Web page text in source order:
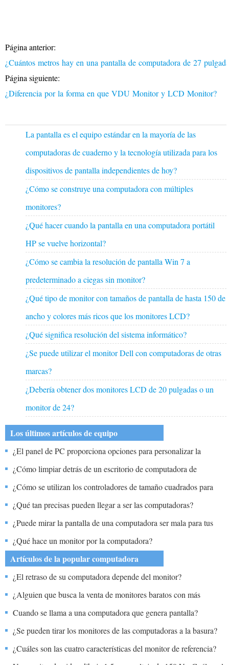
Página anterior:
¿Cuántos metros hay en una pantalla de computadora de 27
Página siguiente:
¿Diferencia por la forma en que VDU Monitor y LCD Monitor?
La pantalla es el equipo estándar en la mayoría de las
computadoras de cuaderno y la tecnología utilizada para los
dispositivos de pantalla independientes de hoy?
¿Cómo se construye una computadora con múltiples
monitores?
¿Qué hacer cuando la pantalla en una computadora portátil
HP se vuelve horizontal?
¿Cómo se cambia la resolución de pantalla Win 7 a
predeterminado a ciegas sin monitor?
¿Qué tipo de monitor con tamaños de pantalla de hasta 150 de
ancho y colores más ricos que los monitores LCD?
¿Qué significa resolución del sistema informático?
¿Se puede utilizar el monitor Dell con computadoras de otras
marcas?
¿Debería obtener dos monitores LCD de 20 pulgadas o un
monitor de 24?
Los últimos artículos de equipo
¿El panel de PC proporciona opciones para personalizar la
pantalla de bloqueo y la pantalla de inicio?
¿Cómo limpiar detrás de un escritorio de computadora de
esquina?
¿Cómo se utilizan los controladores de tamaño cuadrados para
cambiar el tamaño de un gráfico?
¿Qué tan precisas pueden llegar a ser las computadoras?
¿Puede mirar la pantalla de una computadora ser mala para tus
ojos?
¿Qué hace un monitor por la computadora?
Artículos de la popular computadora
¿El retraso de su computadora depende del monitor?
¿Alguien que busca la venta de monitores baratos con más
probabilidades de comprar qué?
Cuando se llama a una computadora que genera pantalla?
¿Se pueden tirar los monitores de las computadoras a la basura?
¿Cuáles son las cuatro características del monitor de referencia?